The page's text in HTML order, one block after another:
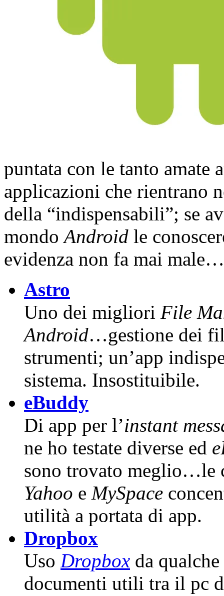
puntata con le tanto amate
applicazioni che rientrano
della “indispensabili”; se
mondoAndroid le
evidenza non fa mai male…
Astro
Uno dei migliori File
Android…gestione dei
strumenti; un’app
sistema. Insostituibile.
eBuddy
Di app per l’instant
ne ho testate diverse ed
sono trovato meglio…le
Yahoo e MySpace
utilità a portata di app.
Dropbox
Uso Dropbox da
documenti utili tra il pc